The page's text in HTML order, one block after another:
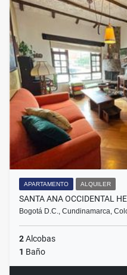
APARTAMENTO ALQUILER
SANTA ANA OCCIDENTAL
Bogotá D.C., Cundinamarca,
2Alcobas
1 Baño